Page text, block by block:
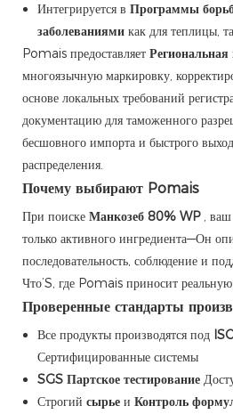
Интегрируется в Программы
заболеваниями как для теплицы,
Pomais предоставляет
многоязычную маркировку,
основе локальных требований
документацию для таможенного
бесшовного импорта и быстрого
распределения.
Почему выбирают Pomais
При поиске Манкозеб 80% WP , ваш
только активного ингредиента—Он
последовательность, соблюдение и
Что’S, где Pomais приносит
Проверенные стандарты
Все продукты производятся под
Сертифицированные системы
SGS Партское тестирование
Строгий сырье и Контроль